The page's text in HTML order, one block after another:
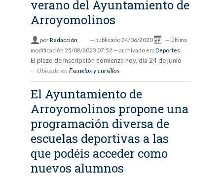
verano del Ayuntamiento de
Arroyomolinos
porRedacción — publicado 24/06/2020 — Última
modificación 25/08/2023 07:52 — archivado en: Deportes
El plazo de inscripción comienza hoy, día 24 de junio
Ubicado en Escuelas y cursillos
El Ayuntamiento de
Arroyomolinos propone una
programación diversa de
escuelas deportivas a las
que podéis acceder como
nuevos alumnos